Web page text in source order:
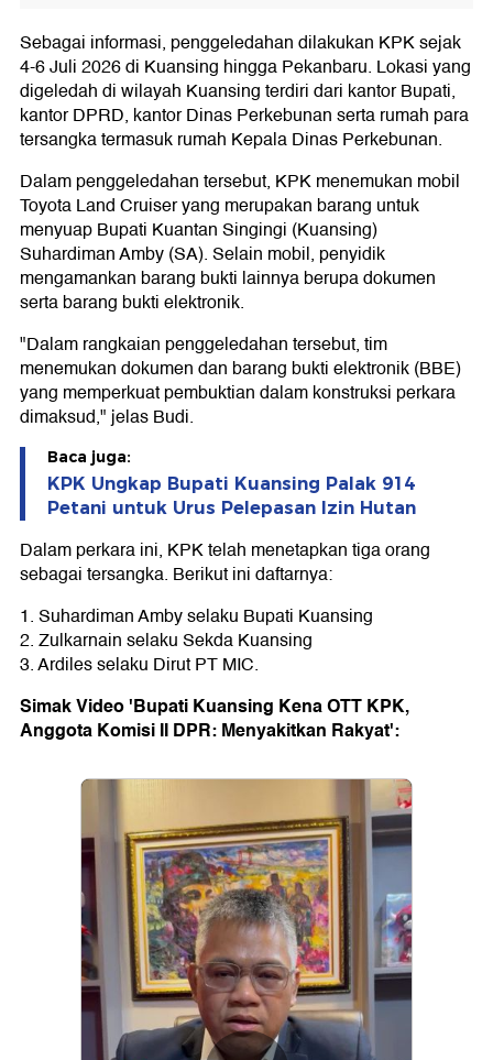
Sebagai informasi, penggeledahan dilakukan KPK sejak
4-6 Juli 2026 di Kuansing hingga Pekanbaru. Lokasi yang
digeledah di wilayah Kuansing terdiri dari kantor Bupati,
kantor DPRD, kantor Dinas Perkebunan serta rumah para
tersangka termasuk rumah Kepala Dinas Perkebunan.
Dalam penggeledahan tersebut, KPK menemukan mobil
Toyota Land Cruiser yang merupakan barang untuk
menyuap Bupati Kuantan Singingi (Kuansing)
Suhardiman Amby (SA). Selain mobil, penyidik
mengamankan barang bukti lainnya berupa dokumen
serta barang bukti elektronik.
"Dalam rangkaian penggeledahan tersebut, tim
menemukan dokumen dan barang bukti elektronik (BBE)
yang memperkuat pembuktian dalam konstruksi perkara
dimaksud," jelas Budi.
Baca juga:
KPK Ungkap Bupati Kuansing Palak 914
Petani untuk Urus Pelepasan Izin Hutan
Dalam perkara ini, KPK telah menetapkan tiga orang
sebagai tersangka. Berikut ini daftarnya:
1. Suhardiman Amby selaku Bupati Kuansing
2. Zulkarnain selaku Sekda Kuansing
3. Ardiles selaku Dirut PT MIC.
Simak Video 'Bupati Kuansing Kena OTT KPK,
Anggota Komisi II DPR: Menyakitkan Rakyat':